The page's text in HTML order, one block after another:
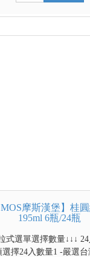
甜微酸、爽口多汁。
摩斯漢堡】桂
195ml 6瓶/24瓶
式選單選擇數量↓↓↓ 24
擇24入數量1 -嚴選